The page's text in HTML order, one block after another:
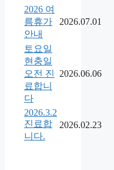
2026 여
름휴가
안내
2026.07.01
토요일
현충일
오전 진
료합니
다
2026.06.06
2026.3.2
진료합
니다.
2026.02.23